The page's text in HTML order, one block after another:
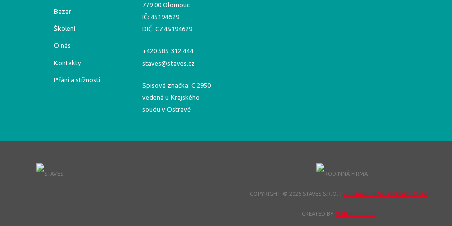
Bazar
Školení
O nás
Kontakty
Přání a stížnosti
779 00 Olomouc
IČ: 45194629
DIČ: CZ45194629
+420 585 312 444
staves@staves.cz
Spisová značka: C 2950
vedená u Krajského
soudu v Ostravě
COPYRIGHT © 2026 STAVES S.R.O. ZOBRAZIT DESKTOPOVOU VERZI
CREATED BY ORBINET S.R.O.